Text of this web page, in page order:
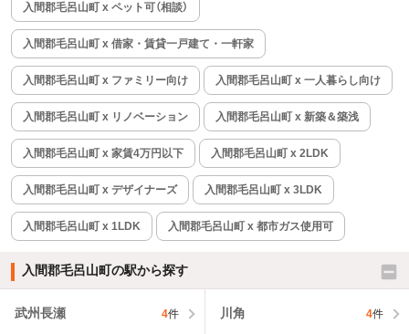
入間郡毛呂山町 x ペット可（相談）
入間郡毛呂山町 x 借家・賃貸一戸建て・一軒家
入間郡毛呂山町 x ファミリー向け 入間郡毛呂山町 x 一人暮らし向け
入間郡毛呂山町 x リノベーション 入間郡毛呂山町 x 新築＆築浅
入間郡毛呂山町 x 家賃4万円以下 入間郡毛呂山町 x 2LDK
入間郡毛呂山町 x デザイナーズ 入間郡毛呂山町 x 3LDK
入間郡毛呂山町 x 1LDK 入間郡毛呂山町 x 都市ガス使用可
入間郡毛呂山町の駅から探す
武州長瀬 4件 川角 4件